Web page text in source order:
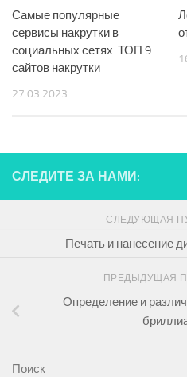
Самые популярные
сервисы накрутки в
социальных сетях: ТОП 9
сайтов накрутки
27.03.2023
СЛЕДИТЕ ЗА НАМИ:
СЛЕДУЮЩАЯ
Печать и нанесение
ПРЕДЫДУЩАЯ
Определение и
Поиск